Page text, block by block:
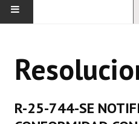
CONCEJO
Integrantes del Concejo
R-25-744-SE